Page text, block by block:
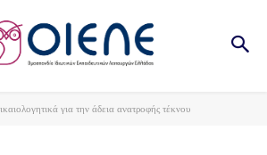
για την άδεια ανατροφής τέκνου